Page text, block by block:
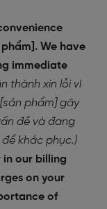
We have
immediate
thành xin lỗi vì
phẩm] gây
đề và đang
khắc phục.)
in our billing
on your
of